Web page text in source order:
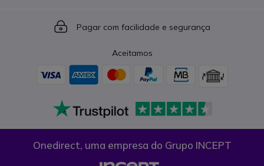
Icon
Pagar com facilidade e segurança
Aceitamos
Onedirect, uma empresa do Grupo INCEPT